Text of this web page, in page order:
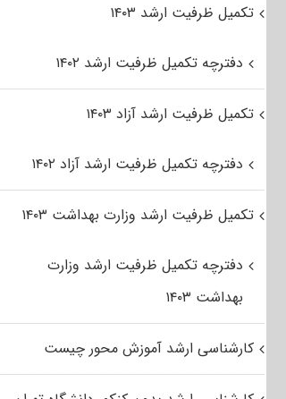
تکمیل ظرفیت ارشد ۱۴۰۳
دفترچه تکمیل ظرفیت ارشد ۱۴۰۲
تکمیل ظرفیت ارشد آزاد ۱۴۰۳
دفترچه تکمیل ظرفیت ارشد آزاد ۱۴۰۲
تکمیل ظرفیت ارشد وزارت بهداشت ۱۴۰۳
دفترچه تکمیل ظرفیت ارشد وزارت
بهداشت ۱۴۰۳
کارشناسی ارشد آموزش محور چیست